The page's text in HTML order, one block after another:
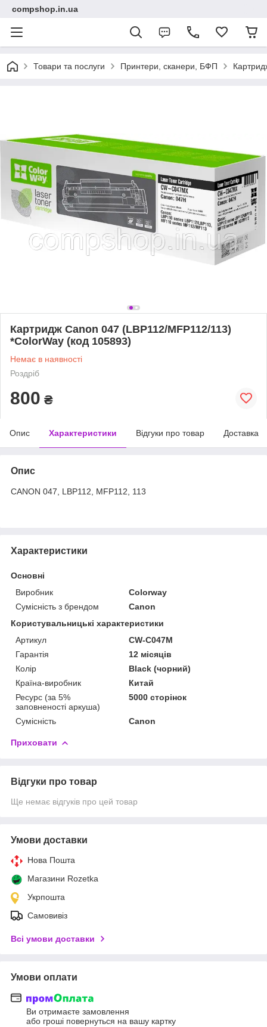
compshop.in.ua
Товари та послуги Принтери, сканери, БФП
Картридж Canon 047 (LBP112/MFP112/113)
*ColorWay (код 105893)
Немає в наявності
Роздріб
800 ₴
Опис Характеристики Відгуки про товар Доставка
Опис
CANON 047, LBP112, MFP112, 113
Характеристики
Основні
Виробник
Colorway
Сумісність з брендом
Canon
Користувальницькі характеристики
Артикул
CW-C047M
Гарантія
12 місяців
Колір
Black (чорний)
Країна-виробник
Китай
Ресурс (за 5%
заповненості аркуша)
5000 сторінок
Сумісність Canon
Приховати
Відгуки про товар
Ще немає відгуків про цей товар
Умови доставки
Нова Пошта
Магазини Rozetka
Укрпошта
Самовивіз
Всі умови доставки
Умови оплати
Ви отримаєте замовлення
або гроші повернуться на вашу картку